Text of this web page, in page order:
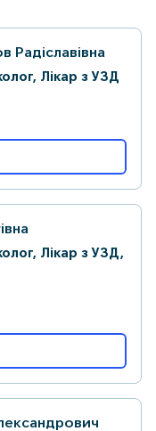
Радіславівна
Лікар з УЗД
Лікар з УЗД,